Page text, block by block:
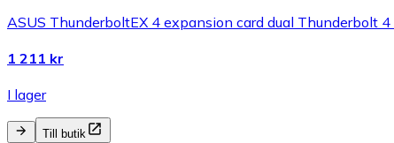
ASUS ThunderboltEX 4 expansion card dual Thunderbolt
1 211 kr
I lager
Till butik